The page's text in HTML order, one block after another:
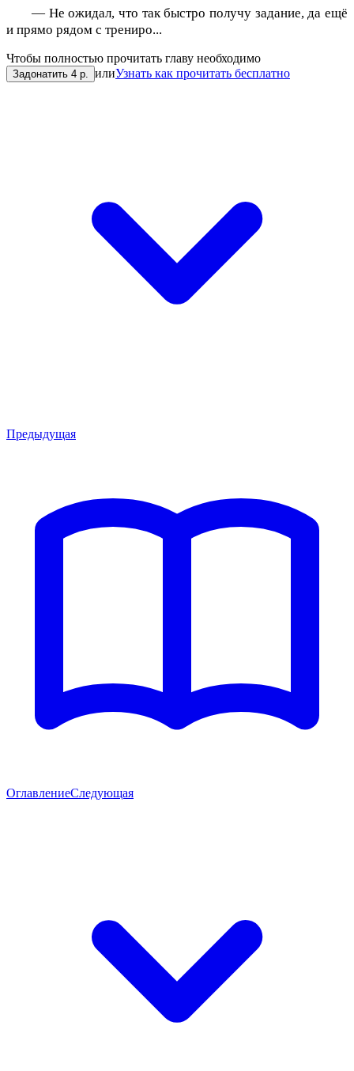
— Не ожидал, что так быстро получу задание, да ещё
и прямо рядом с трениро...
Чтобы полностью прочитать главу необходимо
Задонатить 4 р. илиУзнать как прочитать бесплатно
Предыдущая
ОглавлениеСледующая